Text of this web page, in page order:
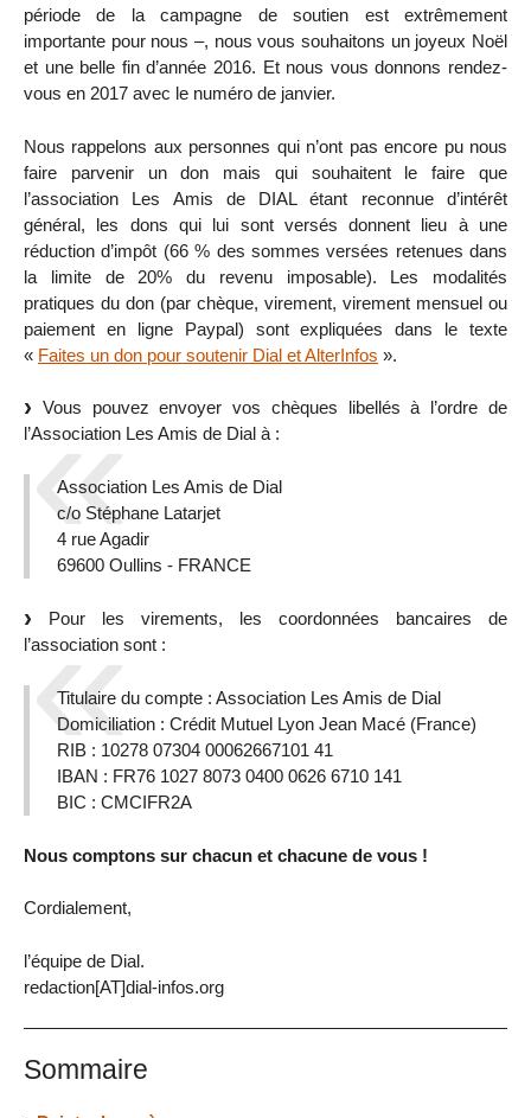
période de la campagne de soutien est extrêmement
importante pour nous –, nous vous souhaitons un joyeux Noël
et une belle fin d’année 2016. Et nous vous donnons rendez-
vous en 2017 avec le numéro de janvier.
Nous rappelons aux personnes qui n’ont pas encore pu nous
faire parvenir un don mais qui souhaitent le faire que
l’association Les Amis de DIAL étant reconnue d’intérêt
général, les dons qui lui sont versés donnent lieu à une
réduction d’impôt (66 % des sommes versées retenues dans
la limite de 20% du revenu imposable). Les modalités
pratiques du don (par chèque, virement, virement mensuel ou
paiement en ligne Paypal) sont expliquées dans le texte
« Faites un don pour soutenir Dial et AlterInfos ».
Vous pouvez envoyer vos chèques libellés à l’ordre de
l’Association Les Amis de Dial à :
Association Les Amis de Dial
c/o Stéphane Latarjet
4 rue Agadir
69600 Oullins - FRANCE
Pour les virements, les coordonnées bancaires de
l’association sont :
Titulaire du compte : Association Les Amis de Dial
Domiciliation : Crédit Mutuel Lyon Jean Macé (France)
RIB : 10278 07304 00062667101 41
IBAN : FR76 1027 8073 0400 0626 6710 141
BIC : CMCIFR2A
Nous comptons sur chacun et chacune de vous !
Cordialement,
l’équipe de Dial.
redaction[AT]dial-infos.org
Sommaire